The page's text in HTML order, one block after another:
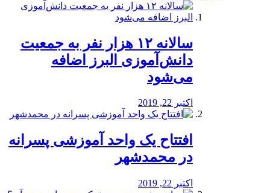
️سالانه ۱۲ هزار نفر به جمعیت
دانش‌آموزی البرز اضافه
می‌شود
اکتبر 22, 2019
افتتاح یک واحد آموزشی پسرانه
در محمدشهر
اکتبر 22, 2019